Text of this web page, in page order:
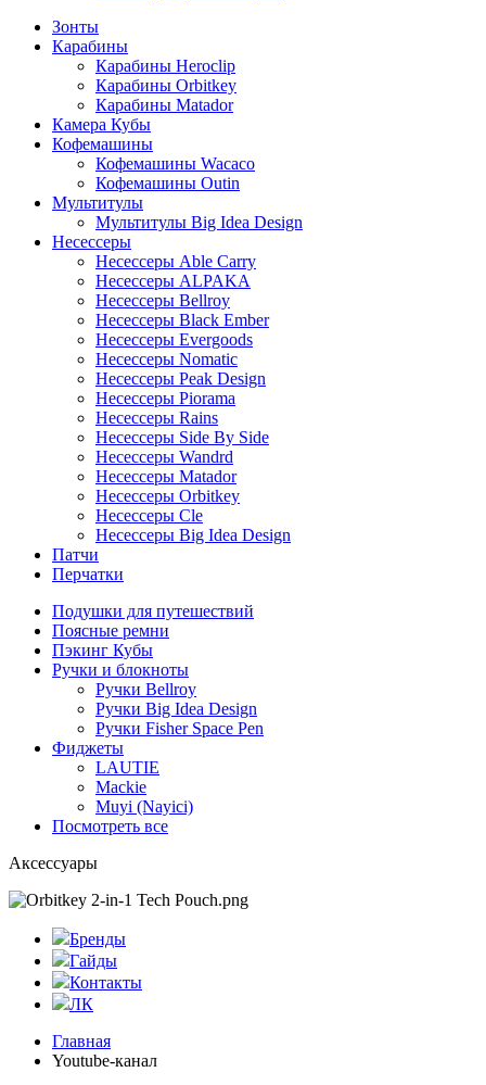
Зонты
Карабины
Карабины Heroclip
Карабины Orbitkey
Карабины Matador
Камера Кубы
Кофемашины
Кофемашины Wacaco
Кофемашины Outin
Мультитулы
Мультитулы Big Idea Design
Несессеры
Несессеры Able Carry
Несессеры ALPAKA
Несессеры Bellroy
Несессеры Black Ember
Несессеры Evergoods
Несессеры Nomatic
Несессеры Peak Design
Несессеры Piorama
Несессеры Rains
Несессеры Side By Side
Несессеры Wandrd
Несессеры Matador
Несессеры Orbitkey
Несессеры Cle
Несессеры Big Idea Design
Патчи
Перчатки
Подушки для путешествий
Поясные ремни
Пэкинг Кубы
Ручки и блокноты
Ручки Bellroy
Ручки Big Idea Design
Ручки Fisher Space Pen
Фиджеты
LAUTIE
Mackie
Muyi (Nayici)
Посмотреть все
Аксессуары
Бренды
Гайды
Контакты
ЛК
Главная
Youtube-канал